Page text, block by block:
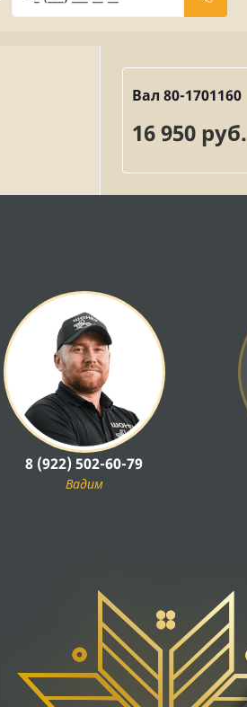
Вал 80-1701160
16 950 руб.
8 (922) 502-60-79
Вадим